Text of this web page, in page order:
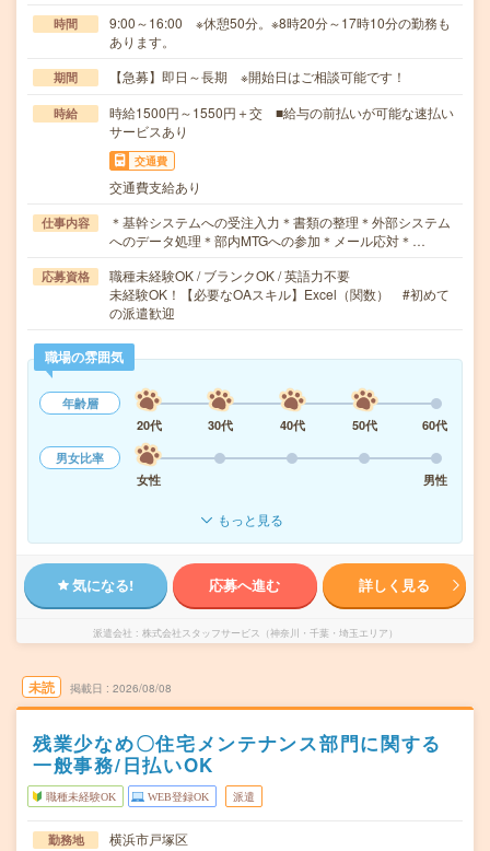
時間
9:00～16:00 ※休憩50分。※8時20分～17時10分の勤務も
あります。
期間 【急募】即日～長期 ※開始日はご相談可能です！
時給
時給1500円～1550円＋交 ■給与の前払いが可能な速払い
サービスあり
交通費
交通費支給あり
仕事内容
＊基幹システムへの受注入力＊書類の整理＊外部システム
へのデータ処理＊部内MTGへの参加＊メール応対＊…
応募資格
職種未経験OK / ブランクOK / 英語力不要
未経験OK！【必要なOAスキル】Excel（関数） #初めて
の派遣歓迎
職場の雰囲気
年齢層
20代
30代 40代 50代
60代
男女比率
女性
男性
もっと見る
気になる! 応募へ進む 詳しく見る
派遣会社 株式会社スタッフサービス（神奈川・千葉・埼玉エリア）
未読 掲載日 2026/08/08
残業少なめ〇住宅メンテナンス部門に関する
一般事務/日払いOK
職種未経験OK WEB登録OK 派遣
勤務地
横浜市戸塚区